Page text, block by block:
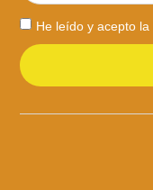
He leído y acepto la